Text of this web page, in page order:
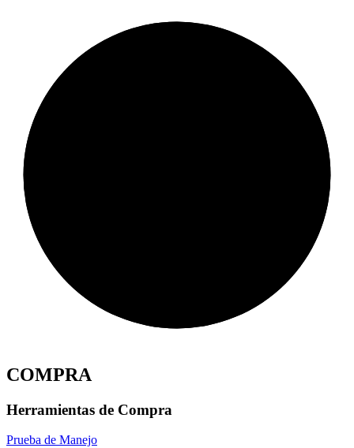
COMPRA
Herramientas de Compra
Prueba de Manejo